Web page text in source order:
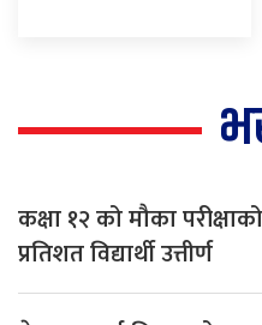
कक्षा १२ को मौका
प्रतिशत विद्यार्थी उत्तीर्ण